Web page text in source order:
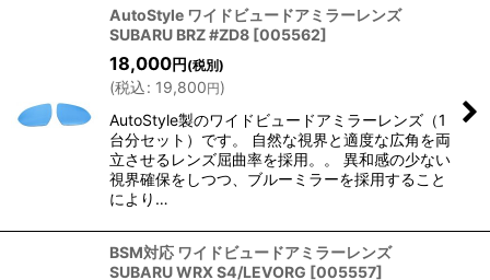
AutoStyle ワイドビュードアミラーレンズ
SUBARU BRZ #ZD8 [005562]
18,000円 (税別)
(税込: 19,800円)
AutoStyle製のワイドビュードアミラーレンズ（1
台分セット）です。 自然な視界と適度な広角を両
立させるレンズ屈曲率を採用。。 異和感の少ない
視界確保をしつつ、ブルーミラーを採用すること
により…
BSM対応 ワイドビュードアミラーレンズ
SUBARU WRX S4/LEVORG [005557]